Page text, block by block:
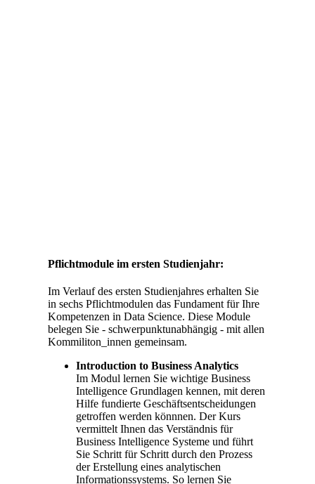
Pflichtmodule im ersten Studienjahr:
Im Verlauf des ersten Studienjahres erhalten Sie
in sechs Pflichtmodulen das Fundament für Ihre
Kompetenzen in Data Science. Diese Module
belegen Sie - schwerpunktunabhängig - mit allen
Kommiliton_innen gemeinsam.
Introduction to Business Analytics
Im Modul lernen Sie wichtige Business
Intelligence Grundlagen kennen, mit deren
Hilfe fundierte Geschäftsentscheidungen
getroffen werden könnnen. Der Kurs
vermittelt Ihnen das Verständnis für
Business Intelligence Systeme und führt
Sie Schritt für Schritt durch den Prozess
der Erstellung eines analytischen
Informationssystems. So lernen Sie